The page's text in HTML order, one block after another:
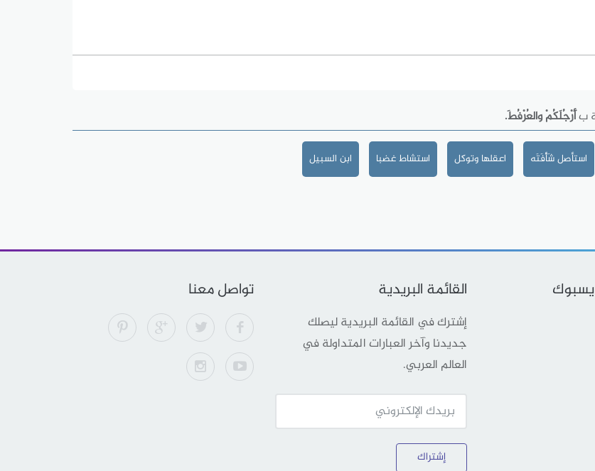
بأَرْجُلَكُمْ والعُرْفُطَ.
استأصل شَأْفَتَه اعقلها وتوكل استشاط غضبا ابن السبيل
القائمة البريدية
إشترك في القائمة البريدية ليصلك
جديدنا وآخر العبارات المتداولة في
العالم العربي.
إشتراك
تواصل معنا